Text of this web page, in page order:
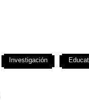
Investigación